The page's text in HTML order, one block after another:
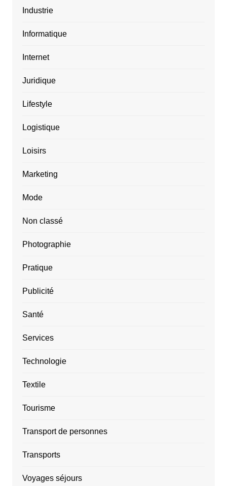
Industrie
Informatique
Internet
Juridique
Lifestyle
Logistique
Loisirs
Marketing
Mode
Non classé
Photographie
Pratique
Publicité
Santé
Services
Technologie
Textile
Tourisme
Transport de personnes
Transports
Voyages séjours